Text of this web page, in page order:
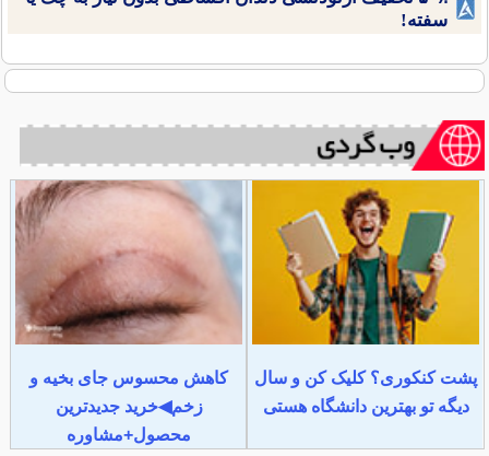
سفته!
پشت کنکوری؟ کلیک کن و سال
دیگه تو بهترین دانشگاه هستی
کاهش محسوس جای بخیه و
زخم◀خرید جدیدترین
محصول+مشاوره